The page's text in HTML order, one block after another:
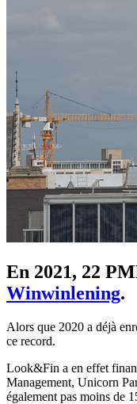
En 2021, 22
Winwinlening.
Alors que 2020 a déjà
ce record.
Look&Fin a en effet
Management, Unicorn
également pas moins de